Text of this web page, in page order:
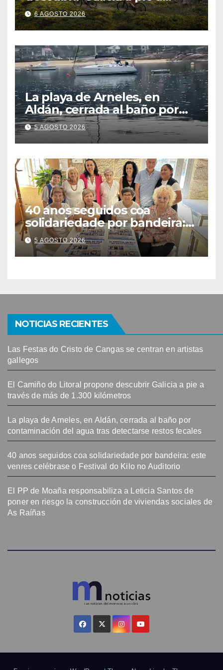
través de más de 1.300
kilómetros
6 AGOSTO 2026
La playa de Arneles, en
Aldán, cerrada al baño por
contaminación del agua tras
detectarse restos fecales
5 AGOSTO 2026
40 anos seguidos coa
solidariedade por bandeira:
este venres celébrase o
Festival do Kilo no Auditorio
5 AGOSTO 2026
NOTICIAS RECIENTES
Las Festas do Cristo de Cangas se centran en artistas
gallegos
El Camiño do Litoral propone descubrir Galicia a pie a
través de más de 1.300 kilómetros
La playa de Arneles, en Aldán, cerrada al baño por
contaminación del agua tras detectarse restos fecales
40 anos seguidos coa solidariedade por bandeira: este
venres celébrase o Festival do Kilo no Auditorio
El PP de Moaña responsabiliza a Leticia Santos de
poner en riesgo la construcción de viviendas sociales de
As Raíñas